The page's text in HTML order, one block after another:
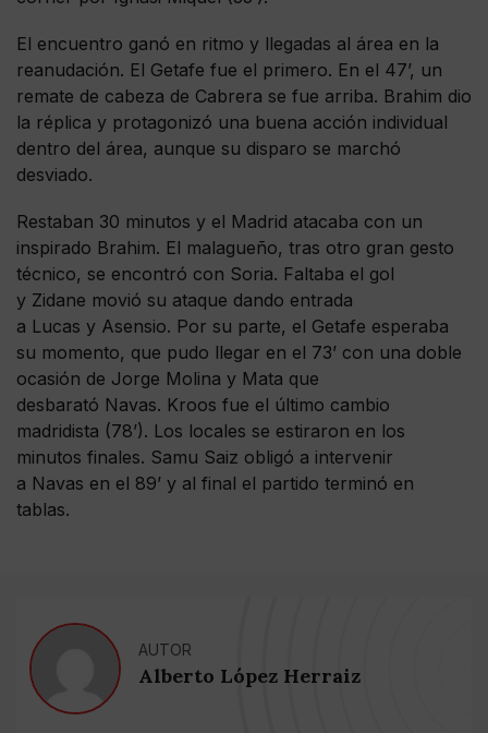
El encuentro ganó en ritmo y llegadas al área en la
reanudación. El Getafe fue el primero. En el 47’, un
remate de cabeza de Cabrera se fue arriba. Brahim dio
la réplica y protagonizó una buena acción individual
dentro del área, aunque su disparo se marchó
desviado.
Restaban 30 minutos y el Madrid atacaba con un
inspirado Brahim. El malagueño, tras otro gran gesto
técnico, se encontró con Soria. Faltaba el gol
y Zidane movió su ataque dando entrada
a Lucas y Asensio. Por su parte, el Getafe esperaba
su momento, que pudo llegar en el 73’ con una doble
ocasión de Jorge Molina y Mata que
desbarató Navas. Kroos fue el último cambio
madridista (78’). Los locales se estiraron en los
minutos finales. Samu Saiz obligó a intervenir
a Navas en el 89’ y al final el partido terminó en
tablas.
AUTOR
Alberto López Herraiz